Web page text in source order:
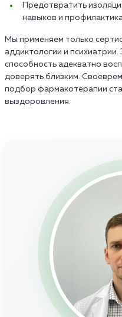
Предотвратить
навыков и
Мы применяем только
аддиктологии и
способность адекватно
доверять близким.
подбор фармакотерапии
выздоровления.